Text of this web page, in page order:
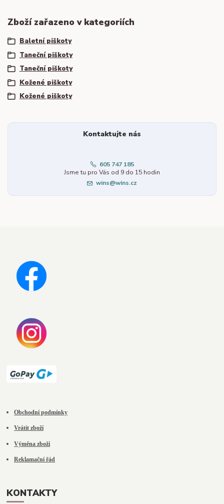
Zboží zařazeno v kategoriích
Baletní piškoty
Taneční piškoty
Taneční piškoty
Kožené piškoty
Kožené piškoty
Kontaktujte nás
605 747 185
Jsme tu pro Vás od 9 do 15 hodin
wins@wins.cz
Obchodní podmínky
Vrátit zboží
Výměna zboží
Reklamační řád
KONTAKTY